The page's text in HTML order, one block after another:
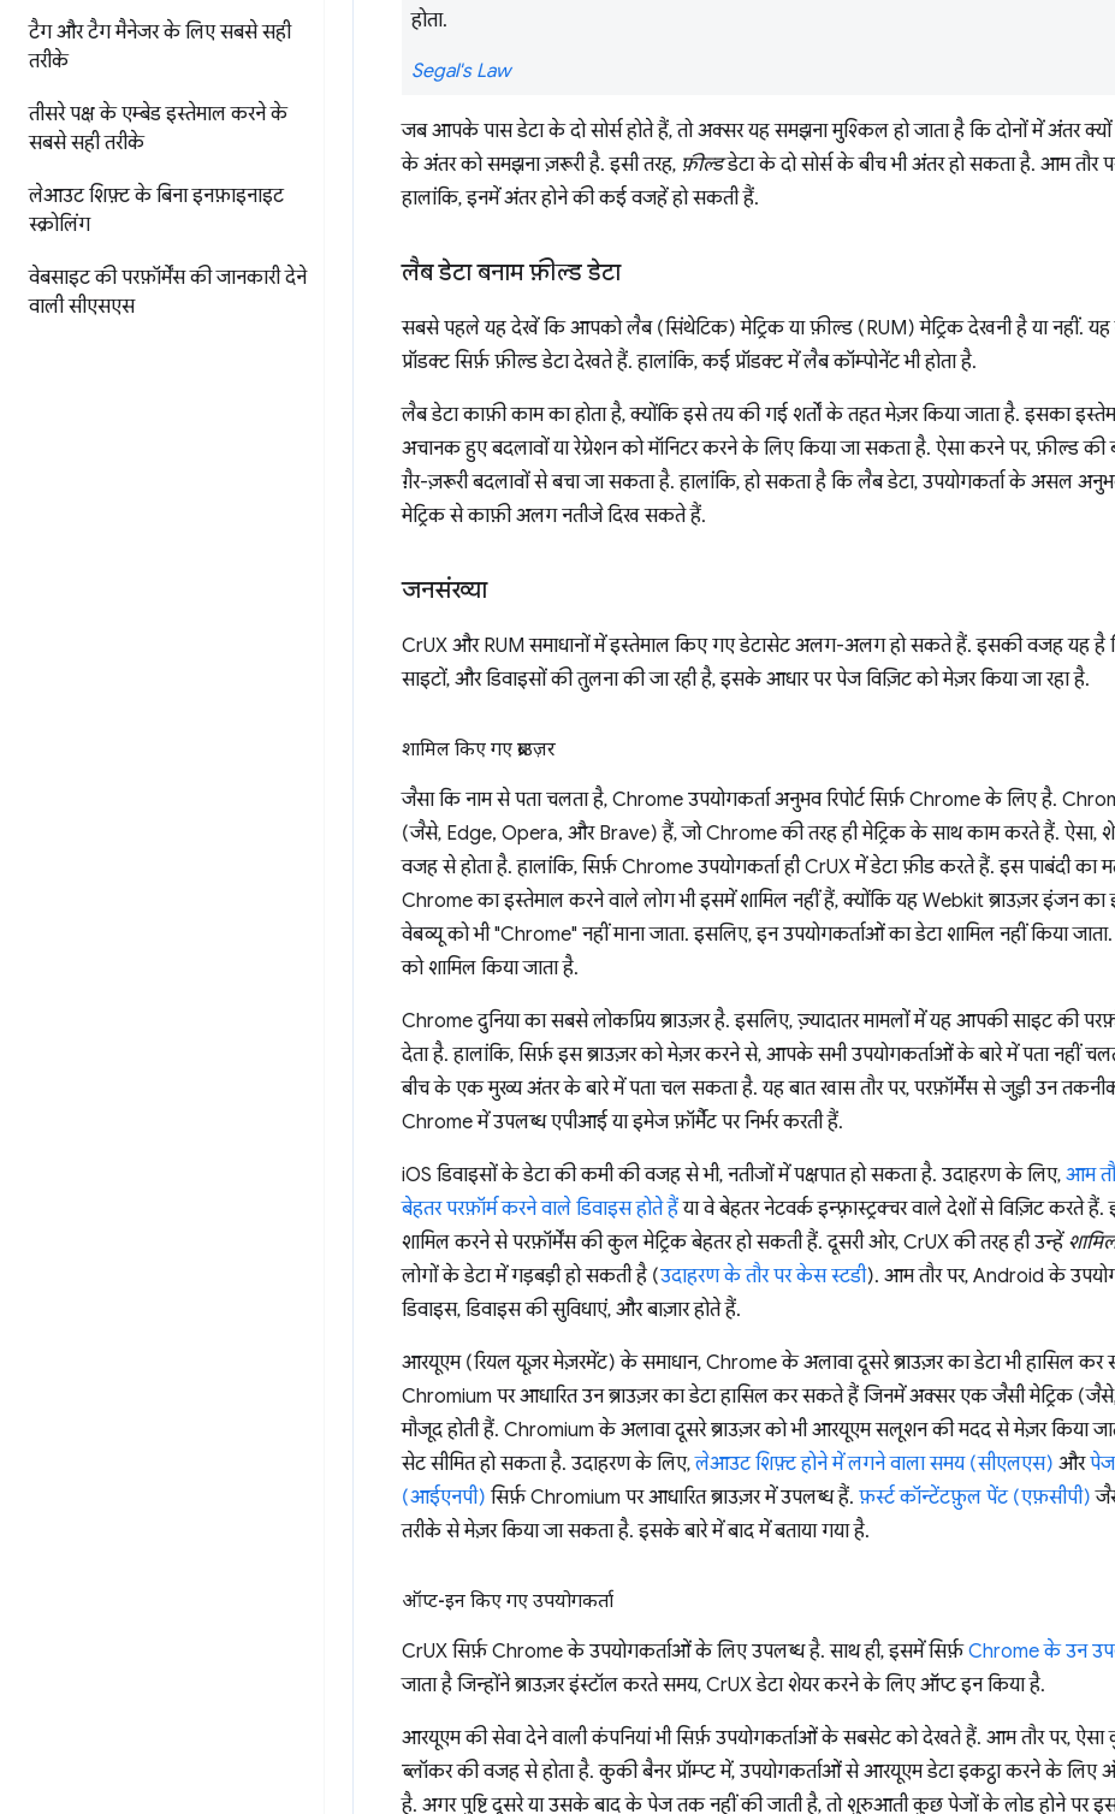
टैग और टैग मैनेजर के लिए सबसे सही
तरीके
तीसरे पक्ष के एम्बेड इस्तेमाल करने के
सबसे सही तरीके
लेआउट शिफ़्ट के बिना इनफ़ाइनाइट
स्क्रोलिंग
वेबसाइट की परफ़ॉर्मेंस की जानकारी देने
वाली सीएसएस
होता.
Segal's Law
जब आपके पास डेटा के दो सोर्स होते हैं, तो अक्सर यह समझना मुश्किल हो जाता है कि दोनों में अंतर
के अंतर को समझना ज़रूरी है. इसी तरह, फ़ील्डडेटा के दो सोर्स के बीच भी अंतर हो सकता है. आम तौर
हालांकि, इनमें अंतर होने की कई वजहें हो सकती हैं.
लैब डेटा बनाम फ़ील्ड डेटा
सबसे पहले यह देखें कि आपको लैब (सिंथेटिक) मेट्रिक या फ़ील्ड (RUM) मेट्रिक देखनी है या नहीं. यह
प्रॉडक्ट सिर्फ़ फ़ील्ड डेटा देखते हैं. हालांकि, कई प्रॉडक्ट में लैब कॉम्पोनेंट भी होता है.
लैब डेटा काफ़ी काम का होता है, क्योंकि इसे तय की गई शर्तों के तहत मेज़र किया जाता है. इसका
अचानक हुए बदलावों या रेग्रेशन को मॉनिटर करने के लिए किया जा सकता है. ऐसा करने पर, फ़ील्ड
ग़ैर-ज़रूरी बदलावों से बचा जा सकता है. हालांकि, हो सकता है कि लैब डेटा, उपयोगकर्ता के असल
मेट्रिक से काफ़ी अलग नतीजे दिख सकते हैं.
जनसंख्या
CrUX और RUM समाधानों में इस्तेमाल किए गए डेटासेट अलग-अलग हो सकते हैं. इसकी वजह यह है
साइटों, और डिवाइसों की तुलना की जा रही है, इसके आधार पर पेज विज़िट को मेज़र किया जा रहा है.
शामिल किए गए ब्राउज़र
जैसा कि नाम से पता चलता है, Chrome उपयोगकर्ता अनुभव रिपोर्ट सिर्फ़ Chrome के लिए है.
(जैसे, Edge, Opera, और Brave) हैं, जो Chrome की तरह ही मेट्रिक के साथ काम करते हैं. ऐसा,
वजह से होता है. हालांकि, सिर्फ़ Chrome उपयोगकर्ता ही CrUX में डेटा फ़ीड करते हैं. इस पाबंदी का
Chrome का इस्तेमाल करने वाले लोग भी इसमें शामिल नहीं हैं, क्योंकि यह Webkit ब्राउज़र इंजन
वेबव्यू को भी "Chrome" नहीं माना जाता. इसलिए, इन उपयोगकर्ताओं का डेटा शामिल नहीं किया
को शामिल किया जाता है.
Chrome दुनिया का सबसे लोकप्रिय ब्राउज़र है. इसलिए, ज़्यादातर मामलों में यह आपकी साइट की
देता है. हालांकि, सिर्फ़ इस ब्राउज़र को मेज़र करने से, आपके सभी उपयोगकर्ताओं के बारे में पता नहीं
बीच के एक मुख्य अंतर के बारे में पता चल सकता है. यह बात खास तौर पर, परफ़ॉर्मेंस से जुड़ी उन
Chrome में उपलब्ध एपीआई या इमेज फ़ॉर्मैट पर निर्भर करती हैं.
iOS डिवाइसों के डेटा की कमी की वजह से भी, नतीजों में पक्षपात हो सकता है. उदाहरण के लिए, आम
बेहतर परफ़ॉर्म करने वाले डिवाइस होते हैंया वे बेहतर नेटवर्क इन्फ़्रास्ट्रक्चर वाले देशों से विज़िट करते
शामिल करने से परफ़ॉर्मेंस की कुल मेट्रिक बेहतर हो सकती हैं. दूसरी ओर, CrUX की तरह ही उन्हें
लोगों के डेटा में गड़बड़ी हो सकती है (उदाहरण के तौर पर केस स्टडी). आम तौर पर, Android के
डिवाइस, डिवाइस की सुविधाएं, और बाज़ार होते हैं.
आरयूएम (रियल यूज़र मेज़रमेंट) के समाधान, Chrome के अलावा दूसरे ब्राउज़र का डेटा भी हासिल कर
Chromium पर आधारित उन ब्राउज़र का डेटा हासिल कर सकते हैं जिनमें अक्सर एक जैसी मेट्रिक
मौजूद होती हैं. Chromium के अलावा दूसरे ब्राउज़र को भी आरयूएम सलूशन की मदद से मेज़र किया
सेट सीमित हो सकता है. उदाहरण के लिए,लेआउट शिफ़्ट होने में लगने वाला समय (सीएलएस) औरपेज
(आईएनपी) सिर्फ़ Chromium पर आधारित ब्राउज़र में उपलब्ध हैं. फ़र्स्ट कॉन्टेंटफ़ुल पेंट (एफ़सीपी)
तरीके से मेज़र किया जा सकता है. इसके बारे में बाद में बताया गया है.
ऑप्ट-इन किए गए उपयोगकर्ता
CrUX सिर्फ़ Chrome के उपयोगकर्ताओं के लिए उपलब्ध है. साथ ही, इसमें सिर्फ़Chrome के उन
जाता है जिन्होंने ब्राउज़र इंस्टॉल करते समय, CrUX डेटा शेयर करने के लिए ऑप्ट इन किया है.
आरयूएम की सेवा देने वाली कंपनियां भी सिर्फ़ उपयोगकर्ताओं के सबसेट को देखते हैं. आम तौर पर, ऐसा
ब्लॉकर की वजह से होता है. कुकी बैनर प्रॉम्प्ट में, उपयोगकर्ताओं से आरयूएम डेटा इकट्ठा करने के
है. अगर पुष्टि दूसरे या उसके बाद के पेज तक नहीं की जाती है, तो शुरुआती कुछ पेजों के लोड होने पर